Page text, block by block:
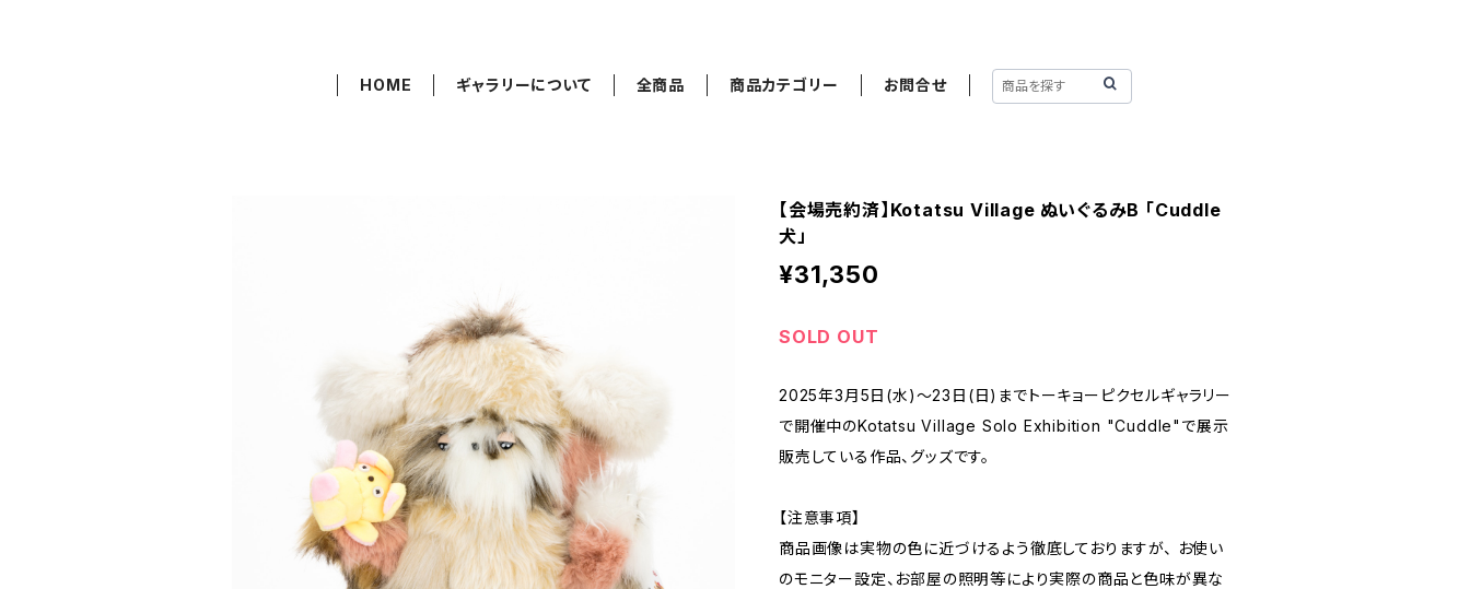
HOME ギャラリーについて 全商品 商品カテゴリー お問合せ
【会場売約済】Kotatsu Village ぬいぐるみB 「Cuddle
犬」
¥31,350
SOLD OUT
2025年3月5日(水)〜23日(日)までトーキョーピクセルギャラリー
で開催中のKotatsu Village Solo Exhibition "Cuddle"で展示
販売している作品、グッズです。
【注意事項】
商品画像は実物の色に近づけるよう徹底しておりますが、 お使い
のモニター設定、お部屋の照明等により実際の商品と色味が異な